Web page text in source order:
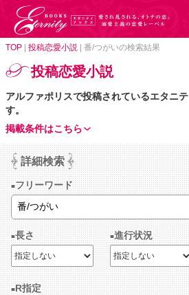
TOP 投稿恋愛小説 番/つがいの検索結果
投稿恋愛小説
アルファポリスで投稿されているエタニ
す。
掲載条件はこちら
詳細検索
フリーワード
長さ 進行状況
R指定